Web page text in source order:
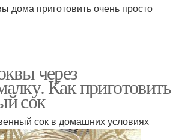
дома приготовить очень просто
через
Как приготовить
сок
сок в домашних условиях